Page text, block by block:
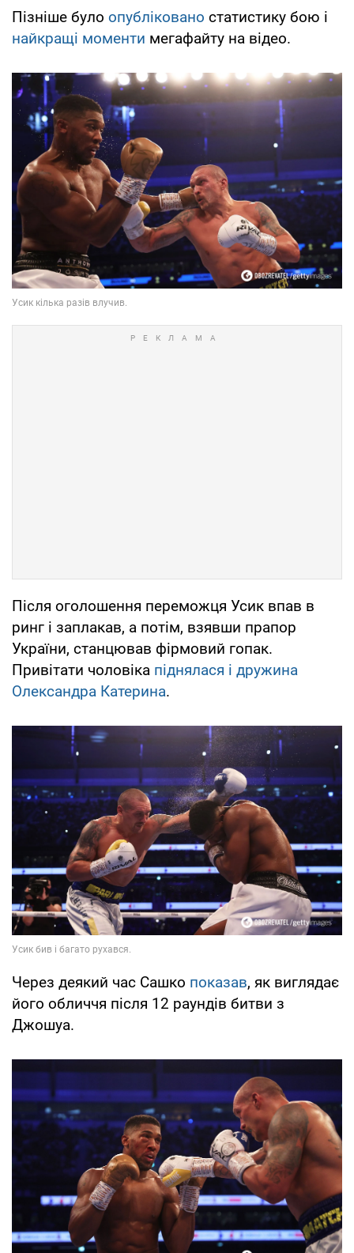
Пізніше було опубліковано статистику бою і
найкращі моменти мегафайту на відео.
Після оголошення переможця Усик впав в
ринг і заплакав, а потім, взявши прапор
України, станцював фірмовий гопак.
Привітати чоловіка піднялася і дружина
Олександра Катерина.
Через деякий час Сашко показав, як виглядає
його обличчя після 12 раундів битви з
Джошуа.